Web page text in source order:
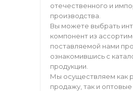
отечественного и
производства.
Вы можете выбрать
компонент из
поставляемой нами
ознакомившись с
продукции.
Мы осуществляем как
продажу, так и оптовые